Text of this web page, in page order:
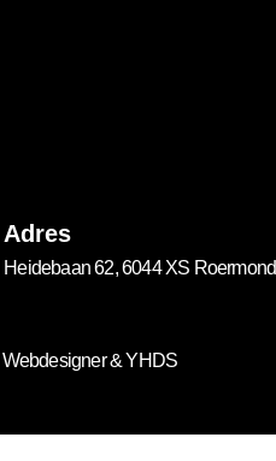
Adres
Heidebaan 62, 6044 XS Roermond
Webdesigner&YHDS